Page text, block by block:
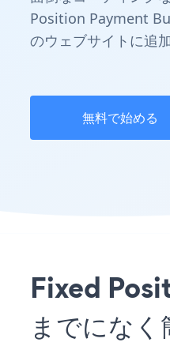
Position Payment
のウェブサイトに追
無料で始める
Fixed
までにな